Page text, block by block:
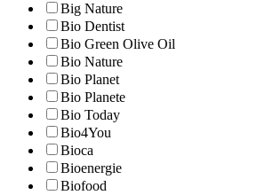
Big Nature
Bio Dentist
Bio Green Olive Oil
Bio Nature
Bio Planet
Bio Planete
Bio Today
Bio4You
Bioca
Bioenergie
Biofood